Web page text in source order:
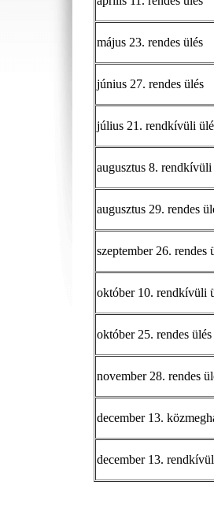
május 23. rendes ülés
június 27. rendes ülés
július 21. rendkívüli
augusztus 8. rendkívüli
augusztus 29. rendes
szeptember 26. rendes
október 10. rendkívüli
október 25. rendes ülés
november 28. rendes
december 13.
december 13.